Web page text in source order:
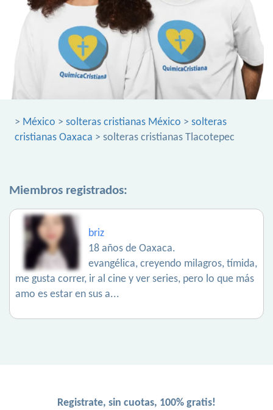
> México > solteras cristianas México > solteras
cristianas Oaxaca > solteras cristianas Tlacotepec
Miembros registrados:
briz
18 años de Oaxaca.
evangélica, creyendo milagros, tímida,
me gusta correr, ir al cine y ver series, pero lo que más
amo es estar en sus a...
Registrate, sin cuotas, 100% gratis!